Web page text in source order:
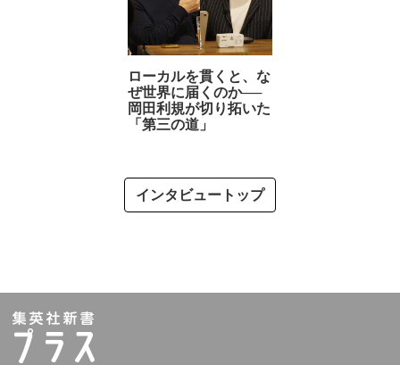
ローカルを貫くと、な
ぜ世界に届くのか──
岡田利規が切り拓いた
「第三の道」
インタビュートップ